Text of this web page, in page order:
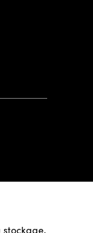
stockage,